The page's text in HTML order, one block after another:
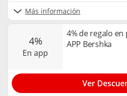
Más información
4%
en app
4% de regalo
APP Bershka
Ver